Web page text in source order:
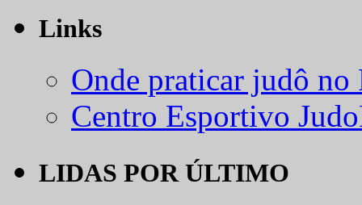
Links
Onde praticar judô
Centro Esportivo
LIDAS POR ÚLTIMO